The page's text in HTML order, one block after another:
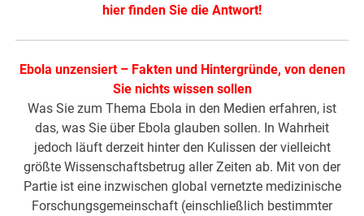
hier finden Sie die Antwort!
Ebola unzensiert – Fakten und Hintergründe, von denen
Sie nichts wissen sollen
Was Sie zum Thema Ebola in den Medien erfahren, ist
das, was Sie über Ebola glauben sollen. In Wahrheit
jedoch läuft derzeit hinter den Kulissen der vielleicht
größte Wissenschaftsbetrug aller Zeiten ab. Mit von der
Partie ist eine inzwischen global vernetzte medizinische
Forschungsgemeinschaft (einschließlich bestimmter